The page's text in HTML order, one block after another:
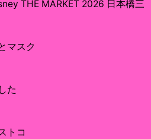
THE MARKET 2026 日本橋三
マスク
た
トコ